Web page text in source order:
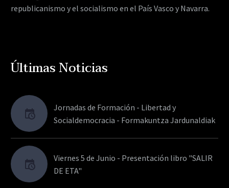
republicanismo y el socialismo en el País Vasco y Navarra.
Últimas Noticias
Jornadas de Formación - Libertad y
Socialdemocracia - Formakuntza Jardunaldiak
Viernes 5 de Junio - Presentación libro "SALIR
DE ETA"